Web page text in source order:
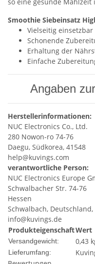
Smoothie Siebeinsatz
Vielseitig
Schonende
Erhaltung der
Einfache
Angaben
Herstellerinformationen:
NUC Electronics Co., Ltd.
280 Nowon-ro 74-76
Daegu, Südkorea, 41548
help@kuvings.com
verantwortliche Person:
NUC Electronics Europe
Schwalbacher Str. 74-76
Hessen
Schwalbach, Deutschland,
info@kuvings.de
ProdukteigenschaftWert
Versandgewicht: 0,43
Lieferumfang: